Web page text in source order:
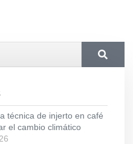
técnica de injerto en café
el cambio climático